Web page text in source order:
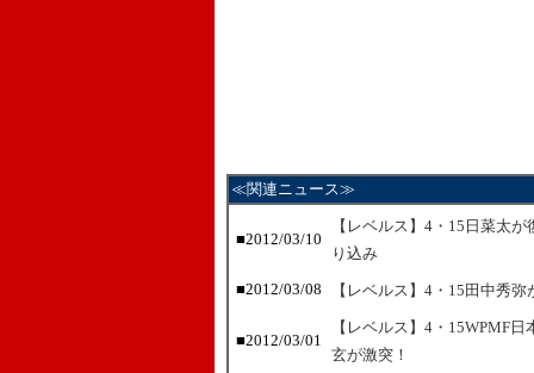
≪関連ニュース≫
■2012/03/10
【レベルス】4・15日菜太
り込み
■2012/03/08
【レベルス】4・15田中秀
■2012/03/01
【レベルス】4・15WPMF
玄が激突！